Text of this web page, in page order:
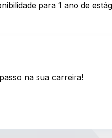
para 1 ano de
na sua carreira!